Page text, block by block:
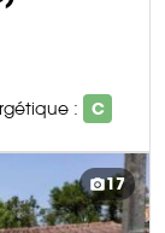
: C
17